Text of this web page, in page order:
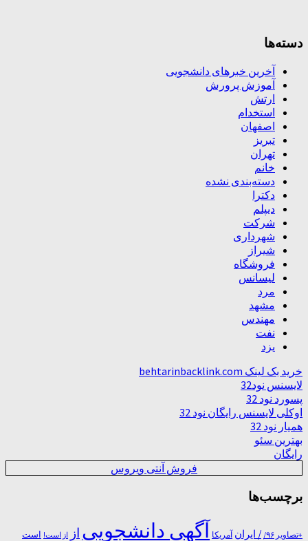
دسته‌ها
آخرین خبرهای دانشجویی
آموزش پرورش
ارتش
استخدام
اصفهان
تبریز
تهران
خانم
دسته‌بندی نشده
دکترا
دیپلم
شرکت
شهرداری
شیراز
فروشگاه
لیسانس
مرد
مشهد
مهندس
نفت
یزد
خرید بک لینک behtarinbacklink.com
لایسنس نود32
پسورد نود 32
اوکلی لایسنس رایگان نود 32
همیار نود 32
بهترین سئو
رایگان
فروش آنتی ویروس
برچسب‌ها
+تصاویر ۹۶/ / ایران آمریکا آگهی دانشجویی از از است! است